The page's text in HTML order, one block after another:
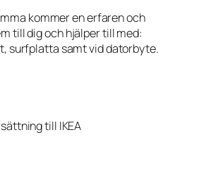
kommer en erfaren och
till dig och hjälper till med:
surfplatta samt vid datorbyte.
till IKEA